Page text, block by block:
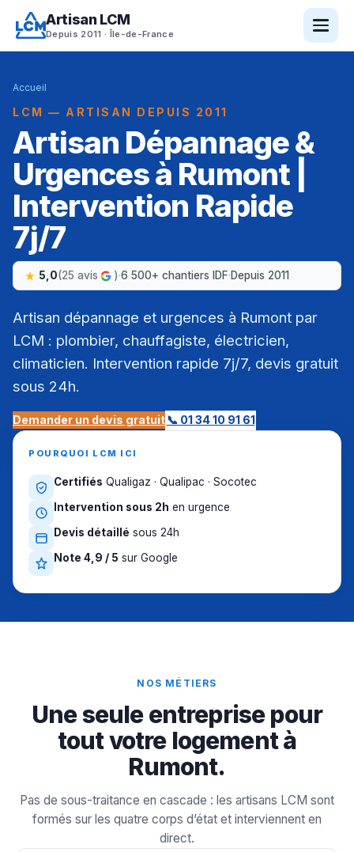
Artisan LCM
Depuis 2011 · Île-de-France
Accueil
LCM — ARTISAN DEPUIS 2011
Artisan Dépannage &
Urgences à Rumont |
Intervention Rapide
7j/7
5,0(25 avis )·6 500+ chantiers IDF·Depuis 2011
Artisan dépannage et urgences à Rumont par
LCM : plombier, chauffagiste, électricien,
climaticien. Intervention rapide 7j/7, devis gratuit
sous 24h.
Demander un devis gratuit📞 01 34 10 91 61
POURQUOI LCM ICI
Certifiés Qualigaz · Qualipac · Socotec
Intervention sous 2h en urgence
Devis détaillé sous 24h
Note 4,9 / 5 sur Google
NOS MÉTIERS
Une seule entreprise pour
tout votre logement à
Rumont.
Pas de sous-traitance en cascade : les artisans LCM sont
formés sur les quatre corps d’état et interviennent en
direct.